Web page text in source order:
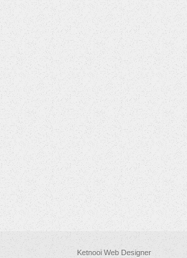
Ketnooi Web Designer